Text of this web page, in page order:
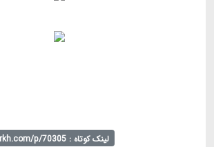
لینک کوتاه : https://arteshesorkh.com/p/70305